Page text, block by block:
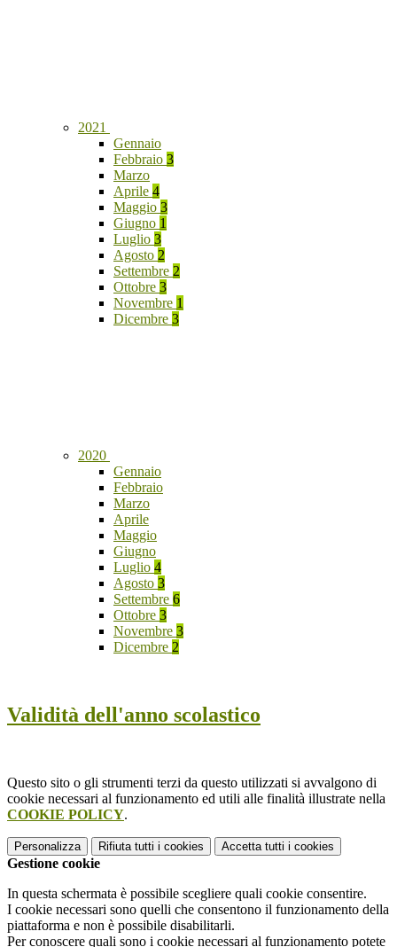
2021
Gennaio
Febbraio 3
Marzo
Aprile 4
Maggio 3
Giugno 1
Luglio 3
Agosto 2
Settembre 2
Ottobre 3
Novembre 1
Dicembre 3
2020
Gennaio
Febbraio
Marzo
Aprile
Maggio
Giugno
Luglio 4
Agosto 3
Settembre 6
Ottobre 3
Novembre 3
Dicembre 2
Validità dell'anno scolastico
Questo sito o gli strumenti terzi da questo utilizzati si avvalgono di
cookie necessari al funzionamento ed utili alle finalità illustrate nella
COOKIE POLICY.
Personalizza Rifiuta tutti i cookies Accetta tutti i cookies
Gestione cookie
In questa schermata è possibile scegliere quali cookie consentire.
I cookie necessari sono quelli che consentono il funzionamento della
piattaforma e non è possibile disabilitarli.
Per conoscere quali sono i cookie necessari al funzionamento potete